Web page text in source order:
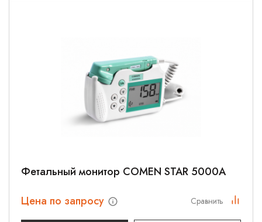
Фетальный монитор COMEN STAR 5000A
Цена по запросу
Сравнить